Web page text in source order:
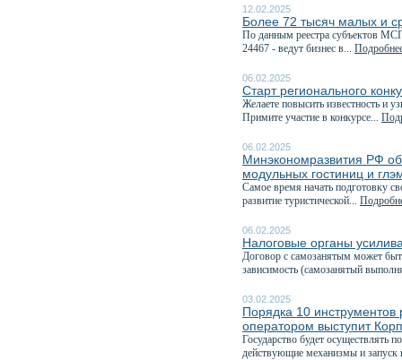
12.02.2025
Более 72 тысяч малых и
По данным реестра субъектов
24467 - ведут бизнес в...
06.02.2025
Старт регионального
Желаете повысить известность и
Примите участие в конкурсе...
06.02.2025
Минэкономразвития РФ
модульных гостиниц и
Самое время начать подготовку
развитие туристической...
06.02.2025
Налоговые органы
Договор с самозанятым может
зависимость (самозанятый
03.02.2025
Порядка 10
оператором выступит
Государство будет осуществлять
действующие механизмы и